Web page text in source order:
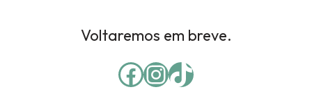
Voltaremos em breve.